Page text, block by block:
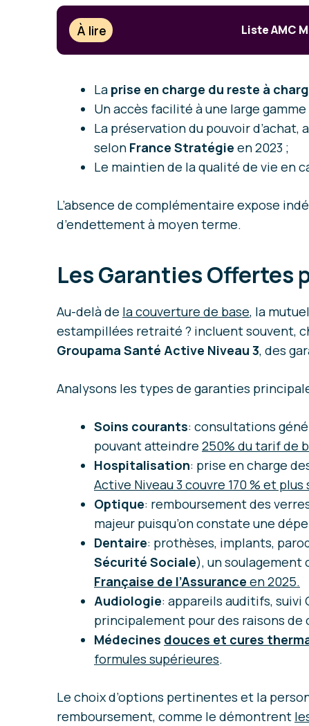
À lire Liste AMC
La prise en charge du reste à
Un accès facilité à une large
La préservation du pouvoir d’achat,
selon France Stratégie en 2023 ;
Le maintien de la qualité de vie en
L’absence de complémentaire expose
d’endettement à moyen terme.
Les Garanties Offertes
Au-delà de la couverture de base, la
estampillées retraité ? incluent souvent,
Groupama Santé Active Niveau 3, des
Analysons les types de garanties
Soins courants: consultations
pouvant atteindre 250% du tarif de
Hospitalisation: prise en charge
Active Niveau 3 couvre 170 % et
Optique: remboursement des
majeur puisqu’on constate une
Dentaire: prothèses, implants,
Sécurité Sociale), un soulagement
Française de l’Assurance en 2025.
Audiologie: appareils auditifs, suivi
principalement pour des raisons de
Médecines douces et cures
formules supérieures.
Le choix d’options pertinentes et la
remboursement, comme le démontrent